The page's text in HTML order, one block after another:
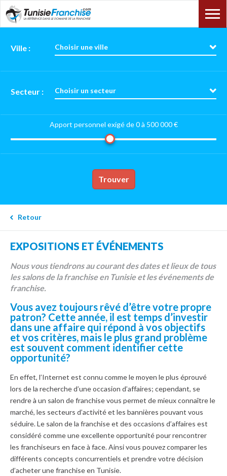
Ville : Choisir une ville
Secteur : Choisir un secteur
Apport personnel exigé de 0 à 500 000 €
Trouver
Retour
EXPOSITIONS ET ÉVÉNEMENTS
Nous vous tiendrons au courant des dates et lieux de tous
les salons de la franchise en Tunisie et les événements de
franchise.
Vous avez toujours rêvé d’être votre propre
patron? Cette année, il est temps d’investir
dans une affaire qui répond à vos objectifs
et vos critères, mais le plus grand problème
est souvent comment identifier cette
opportunité?
En effet, l’Internet est connu comme le moyen le plus éprouvé
lors de la recherche d’une occasion d’affaires; cependant, se
rendre à un salon de franchise vous permet de mieux connaître le
marché, les secteurs d’activité et les bannières pouvant vous
séduire. Le salon de la franchise et des occasions d’affaires est
considéré comme une excellente opportunité pour rencontrer
les franchiseurs en face à face. Ainsi vous pouvez comparer les
différents concepts concurrentiels et prendre votre décision
d’acheter une franchise en Tunisie.